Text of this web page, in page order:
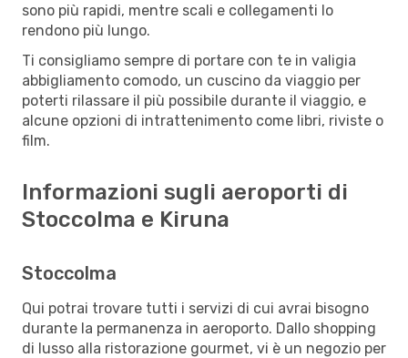
sono più rapidi, mentre scali e collegamenti lo
rendono più lungo.
Ti consigliamo sempre di portare con te in valigia
abbigliamento comodo, un cuscino da viaggio per
poterti rilassare il più possibile durante il viaggio, e
alcune opzioni di intrattenimento come libri, riviste o
film.
Informazioni sugli aeroporti di
Stoccolma e Kiruna
Stoccolma
Qui potrai trovare tutti i servizi di cui avrai bisogno
durante la permanenza in aeroporto. Dallo shopping
di lusso alla ristorazione gourmet, vi è un negozio per